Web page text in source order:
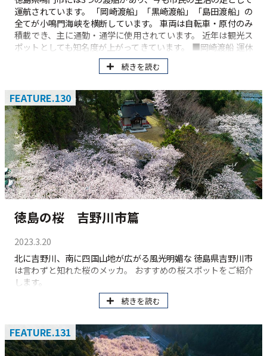
運航されています。 「岡崎渡船」「黒崎渡船」「島田渡船」の
全てが小鳴門海峡を横断しています。 車両は自転車・原付のみ
積載でき、主に通勤・通学に使用されています。 近年は観光ス
ポットとしても知名度が上がってきています。 ■岡崎渡船 運休
日：なし（※天候により運航中止等が生じる場合あり） 運航便
数：24往復48便 所要時間：約3分 運航時間帯：6：40 - 20：00
なし（※天候により運航中止等が生じる場合あり） 運航便数：
25往復50便 所要時間：約2分 運航時間帯：6：40 - 20：00 定
員：43名（なると丸） 利用料金：無料 ■島田渡船 運休日：な
し（※天候により運航中止等が生じる場合あり） 運航便数：不
定期運航10往復20便（利用客がいない場合は運航しない。ま
た、定時に渡船が来ない場合は、船着場にあるボタンを押すこ
とになる） 所要時間：約4分 運航時間帯：7：50 - 15：30 定
員：12名（第二小鳴門丸） 利用料金：無料 鳴門市 渡船情報
（運行図・時刻表等）
https://www.city.naruto.tokushima.jp/kurashi/sumai/kots
u/tosen/
続きを読む
FEATURE.130
徳島の桜 吉野川市篇
2023.3.20
北に吉野川、南に四国山地が広がる風光明媚な 徳島県吉野川市
は言わずと知れた桜のメッカ。 おすすめの桜スポットをご紹介
します。
続きを読む
FEATURE.131